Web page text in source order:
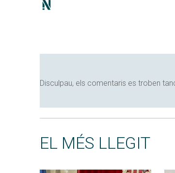
Disculpau, els comentaris es troben
EL MÉS LLEGIT